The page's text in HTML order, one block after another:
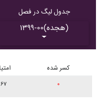
جدول لیگ در فصل
۱۳۹۹-۰۰(هجده)
کسر شده
۶۷ ۰